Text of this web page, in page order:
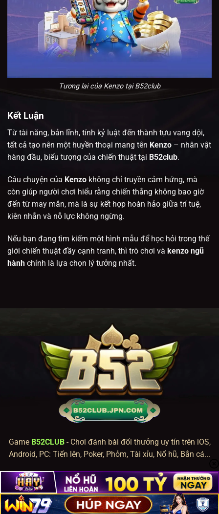
Tương lai của Kenzo tại B52club
Kết Luận
Từ tài năng, bản lĩnh, tính kỷ luật đến thành tựu vang dội,
tất cả tạo nên một huyền thoại mang tên Kenzo – nhân vật
hàng đầu, biểu tượng của chiến thuật tại B52club.
Câu chuyện của Kenzo không chỉ truyền cảm hứng, mà
còn giúp người chơi hiểu rằng chiến thắng không bao giờ
đến từ may mắn, mà là sự kết hợp hoàn hảo giữa trí tuệ,
kiên nhẫn và nỗ lực không ngừng.
Nếu bạn đang tìm kiếm một hình mẫu để học hỏi trong thế
giới chiến thuật đầy cạnh tranh, thì trò chơi và kenzo ngũ
hành chính là lựa chọn lý tưởng nhất.
Game B52CLUB- Chơi đánh bài đổi thưởng uy tín trên iOS,
Android, PC: Tiến lên, Poker, Phỏm, Tài xỉu, Nổ hũ, Bắn cá...
©2023 - B52 Game Bài Bom Tấn | Tất Cả Các Quyền Được Bảo Lưu